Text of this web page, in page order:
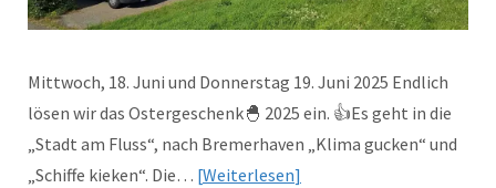
Mittwoch, 18. Juni und Donnerstag 19. Juni 2025 Endlich
lösen wir das Ostergeschenk🐣 2025 ein. 👍Es geht in die
„Stadt am Fluss“, nach Bremerhaven „Klima gucken“ und
„Schiffe kieken“. Die… Weiterlesen